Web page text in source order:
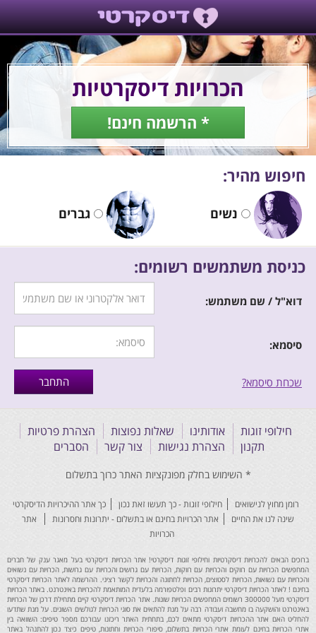
הכרויות דיסקרטיות
* הרשמה חינם!
חיפוש מהיר:
נשים גברים
כניסת משתמשים רשומים:
דוא"ל / שם משתמש:
סיסמא:
שכחת סיסמא?
חילופי זוגות אודותינו שאלות נפוצות
הצהרת פרטיות
תקנון
הצהרת נגישות צור קשר הסברים
רומן מחוץ לנישואים חילופי זוגות - כך תעשו זאת נכון
כך אתר ההיכרויות הדיסקרטי
שינה לנו את החיים
אתר הכרויות בחינם או בתשלום - יתרונות וחסרונות
אתר
הכרויות
ברוכים הבאים להכרויות דיסקרטיות וחילופי זוגות דיסקרטי! אתר הכרויות דיסקרטי בעל מאגר ענק של חברים
המחפשים הכרויות עם רווקים והכרויות עם רווקות, הכרויות עם גרושים והכרויות עם גרושות, הכרויות עם נשואים
והכרויות עם נשואות, הכרויות לסטוצים, הכרויות לחתונה והכרויות לקשר רציני. ההרשמה לאתר הכרויות דיסקרטי
בחינם ! לאתר הכרויות דיסקרטי יתרונות רבים ופלטפורמה בלעדית המותאמת להכרויות באינטרנט. באתר הכרויות
דיסקרטי מעל 300000 רשומים המחפשים הכרויות שונות. אתר הכרויות דיסקרטי קיים מתחילת דרכן של הכרויות
באינטרנט והושקעה בו מחשבה ועבודה רבה על מנת להתאים את סוגי הכרויות לגולשים השונים. על מנת שתדעו
להחליט האם אתר ההכרויות דיסקרטי מתאים לכם, בתחתית האתר ריכזנו עבורכם מספר טיפים: השוואה בין
אתרי הכרויות בחינם לעומת אתרי הכרויות בתשלום, סיפורי הכרויות וחתונות, טיפים כיצד נכון להתנהל באתר